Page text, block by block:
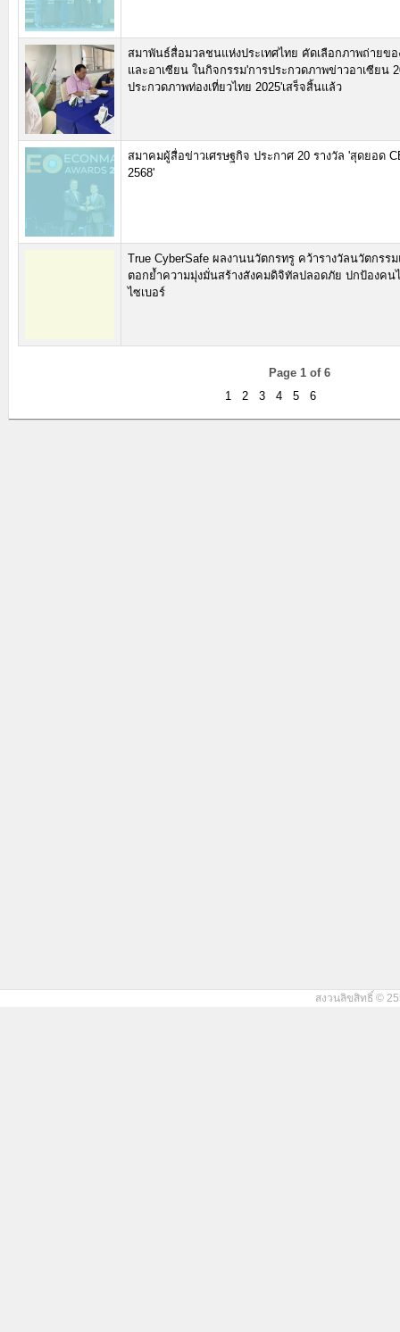
สมาพันธ์สื่อมวลชนแห่งประเทศไทย คัดเลือกภาพถ่ายขอ
และอาเซียน ในกิจกรรม'การประกวดภาพข่าวอาเซียน
ประกวดภาพท่องเที่ยวไทย 2025'เสร็จสิ้นแล้ว
สมาคมผู้สื่อข่าวเศรษฐกิจ ประกาศ 20 รางวัล 'สุดยอด
2568'
True CyberSafe ผลงานนวัตกรทรู คว้ารางวัลนวัตกรร
ตอกย้ำความมุ่งมั่นสร้างสังคมดิจิทัลปลอดภัย ปกป้องคน
ไซเบอร์
Page 1 of 6
1
2 3 4 5 6
สงวนลิขสิทธิ์ ©